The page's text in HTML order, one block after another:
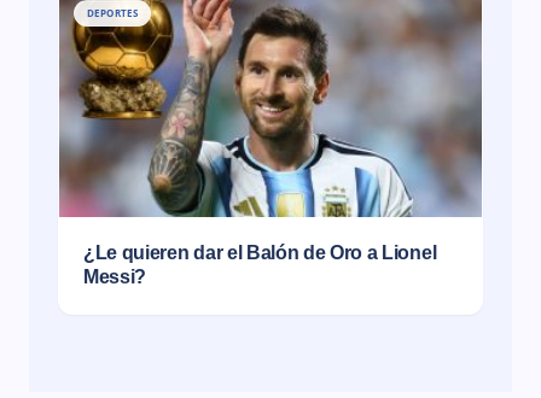
DEPORTES
¿Le quieren dar el Balón de Oro a Lionel
Messi?